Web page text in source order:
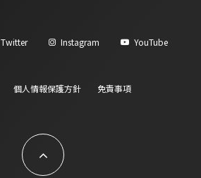
Twitter Instagram YouTube
個人情報保護方針 免責事項